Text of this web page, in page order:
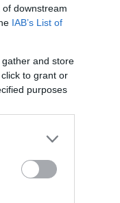
downstream
IAB’s List of
and store
to grant or
purposes